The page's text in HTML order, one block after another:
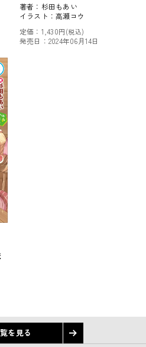
著者： 杉田もあい
イラスト：高瀬コウ
定価： 1,430円(税込)
発売日： 2024年06月14日
を見る